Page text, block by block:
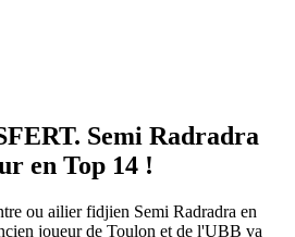
Semi Radradra
en Top 14 !
ou ailier fidjien Semi Radradra en
joueur de Toulon et de l'UBB va